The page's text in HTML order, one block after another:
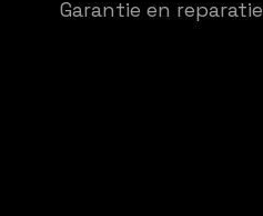
Garantie en reparatie